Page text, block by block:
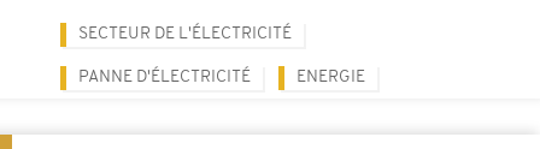
SECTEUR DE L'ÉLECTRICITÉ
PANNE D'ÉLECTRICITÉ ENERGIE